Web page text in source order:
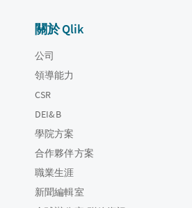
關於 Qlik
公司
領導能力
CSR
DEI&B
學院方案
合作夥伴方案
職業生涯
新聞編輯室